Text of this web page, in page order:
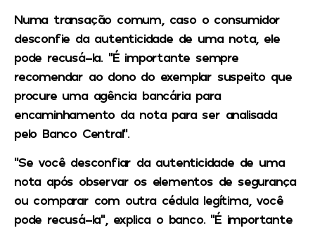
Numa transação comum, caso o consumidor
desconfie da autenticidade de uma nota, ele
pode recusá-la. “É importante sempre
recomendar ao dono do exemplar suspeito que
procure uma agência bancária para
encaminhamento da nota para ser analisada
pelo Banco Central”.
“Se você desconfiar da autenticidade de uma
nota após observar os elementos de segurança
ou comparar com outra cédula legítima, você
pode recusá-la”, explica o banco. “É importante